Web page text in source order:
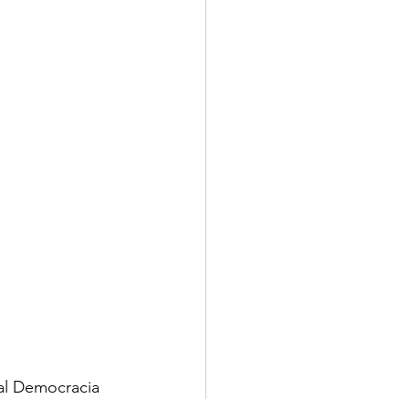
Democracia